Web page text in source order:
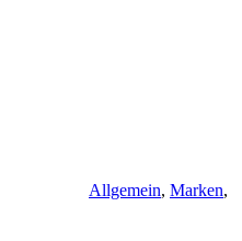
Allgemein, Marken,